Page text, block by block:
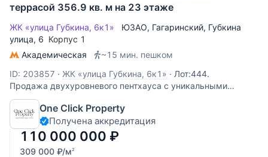
террасой 356.9 кв. м на 23 этаже
ЖК «улица Губкина, 6к1» ЮЗАО, Гагаринский, Губкина
улица, 6 Корпус 1
Академическая
~15 мин. пешком
ID: 203857 · ЖК «улица Губкина, 6к1» · Лот:444.
Продажа двухуровневого пентхауса с уникальными
видами: из окон и с террасы открывается панорама
города, вид на Сити, Лужники, МГУ. Спланировано:
просторная гостиная, кухня, гостевой санузел, кабинет,
гостевая комната, выход на террасу (50
One Click Property
Получена аккредитация
110 000 000 ₽
309 000 ₽/м2